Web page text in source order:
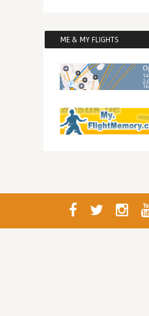
ME & MY FLIGHTS